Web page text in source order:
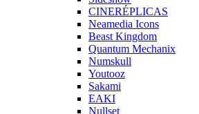
CINERÉPLICAS
Neamedia Icons
Beast Kingdom
Quantum Mechanix
Numskull
Youtooz
Sakami
EAKI
Nullset